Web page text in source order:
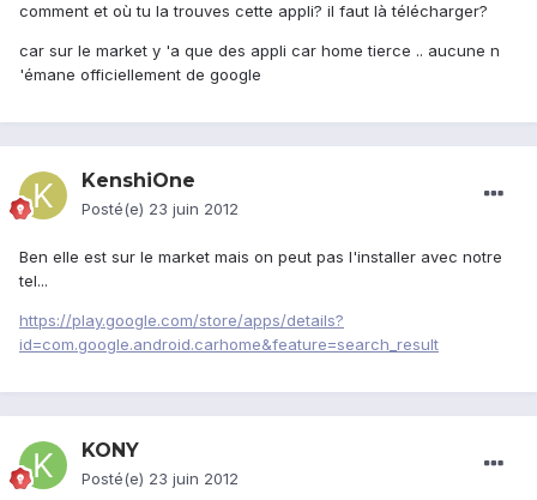
comment et où tu la trouves cette appli? il faut là télécharger?
car sur le market y 'a que des appli car home tierce .. aucune n
'émane officiellement de google
KenshiOne
Posté(e) 23 juin 2012
Ben elle est sur le market mais on peut pas l'installer avec notre
tel...
https://play.google.com/store/apps/details?
id=com.google.android.carhome&feature=search_result
KONY
Posté(e) 23 juin 2012